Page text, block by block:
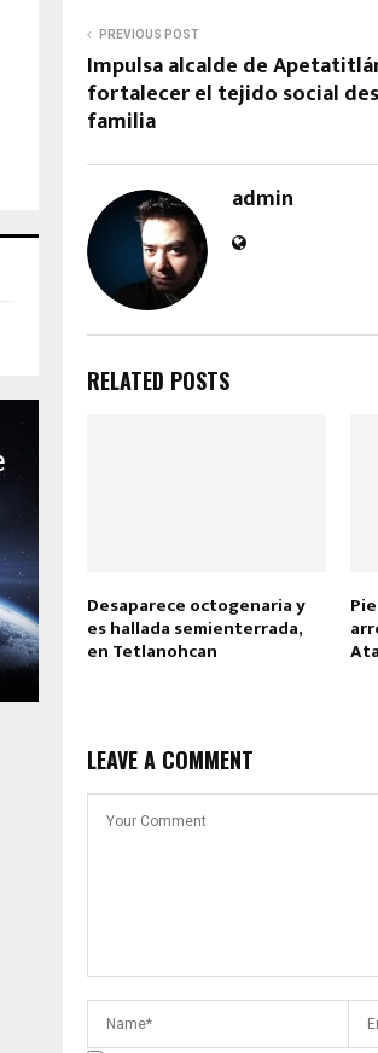
PREVIOUS POST
Impulsa alcalde de
fortalecer el tejido social
familia
admin
RELATED POSTS
Desaparece octogenaria y
es hallada semienterrada,
en Tetlanohcan
LEAVE A COMMENT